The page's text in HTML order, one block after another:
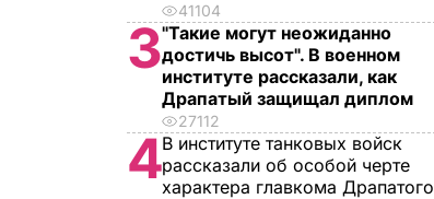
41104
3"Такие могут неожиданно
достичь высот". В военном
институте рассказали, как
Драпатый защищал диплом
27112
4В институте танковых войск
рассказали об особой черте
характера главкома Драпатого